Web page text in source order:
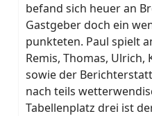
befand sich heuer an
Gastgeber doch ein
punkteten. Paul spielt
Remis, Thomas, Ulrich,
sowie der
nach teils
Tabellenplatz drei ist